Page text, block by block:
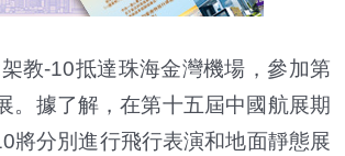
教-10抵達珠海金灣機場，參加第
。據了解，在第十五屆中國航展期
將分別進行飛行表演和地面靜態展